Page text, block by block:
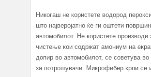
Никогаш не користете водород
што најверојатно ќе ги оштети
автомобилот. Не користете производи
чистење кои содржат амониум на
допир во автомобилот, се советува
за потрошувачи. Микрофибер крпи се